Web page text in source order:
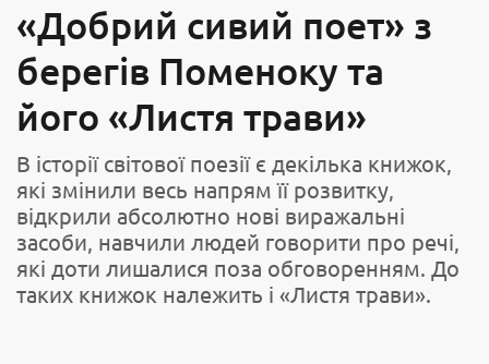
«Добрий сивий поет» з
берегів Поменоку та
його «Листя трави»
В історії світової поезії є декілька книжок,
які змінили весь напрям її розвитку,
відкрили абсолютно нові виражальні
засоби, навчили людей говорити про речі,
які доти лишалися поза обговоренням. До
таких книжок належить і «Листя трави».